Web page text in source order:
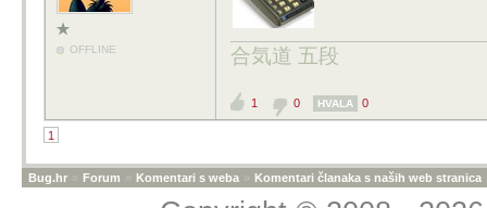
OFFLINE 合気道 五段
1 0 HVALA 0
1
Bug.hr » Forum » Komentari s weba » Komentari članaka s naših web stranica